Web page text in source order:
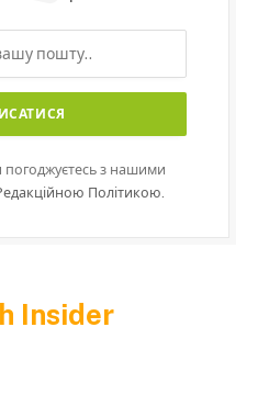
погоджуєтесь з нашими
Політикою.
Insider